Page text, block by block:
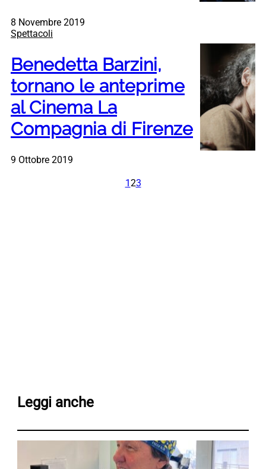
8 Novembre 2019
Spettacoli
Benedetta Barzini,
tornano le anteprime
al Cinema La
Compagnia di Firenze
9 Ottobre 2019
1 23
Leggi anche